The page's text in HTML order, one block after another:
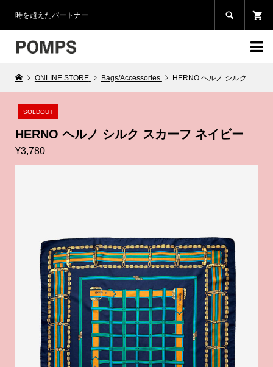
時を超えたパートナー 

ONLINE STORE Bags/Accessories HERNO ヘルノ シルク スカーフ ネイビー
SOLDOUT
HERNO ヘルノ シルク スカーフ ネイビー
¥3,780